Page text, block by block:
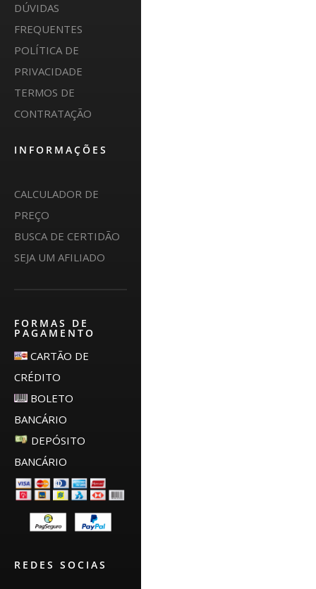
DÚVIDAS
FREQUENTES
POLÍTICA DE
PRIVACIDADE
TERMOS DE
CONTRATAÇÃO
INFORMAÇÕES
CALCULADOR DE
PREÇO
BUSCA DE CERTIDÃO
SEJA UM AFILIADO
FORMAS DE
PAGAMENTO
CARTÃO DE
CRÉDITO
BOLETO
BANCÁRIO
DEPÓSITO
BANCÁRIO
REDES SOCIAS